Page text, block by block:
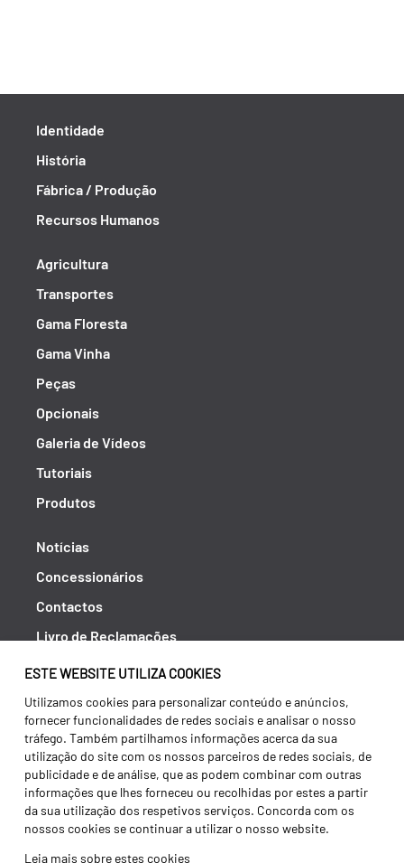
ESTE WEBSITE UTILIZA COOKIES
Utilizamos cookies para personalizar conteúdo e anúncios,
fornecer funcionalidades de redes sociais e analisar o nosso
tráfego. Também partilhamos informações acerca da sua
utilização do site com os nossos parceiros de redes sociais, de
publicidade e de análise, que as podem combinar com outras
informações que lhes forneceu ou recolhidas por estes a partir
da sua utilização dos respetivos serviços. Concorda com os
nossos cookies se continuar a utilizar o nosso website.
Leia mais sobre estes cookies
Identidade
História
Fábrica / Produção
Recursos Humanos
Agricultura
Transportes
Gama Floresta
Gama Vinha
Peças
Opcionais
Galeria de Vídeos
Tutoriais
Produtos
Notícias
Concessionários
Contactos
Livro de Reclamações
Política de Privacidade
Canal de Denúncias (RGPC)
Termos e condições